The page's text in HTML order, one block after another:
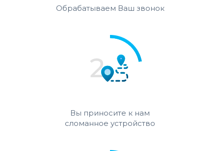
Обрабатываем Ваш звонок
Вы приносите к нам
сломанное устройство